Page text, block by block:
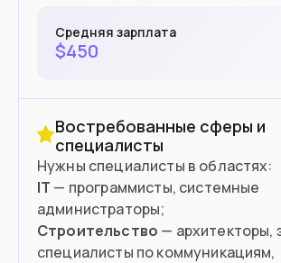
Средняя зарплата
$450
Востребованные сферы и
специалисты
IT — программисты, системные
Строительство — архитекторы,
специалисты по коммуникациям,